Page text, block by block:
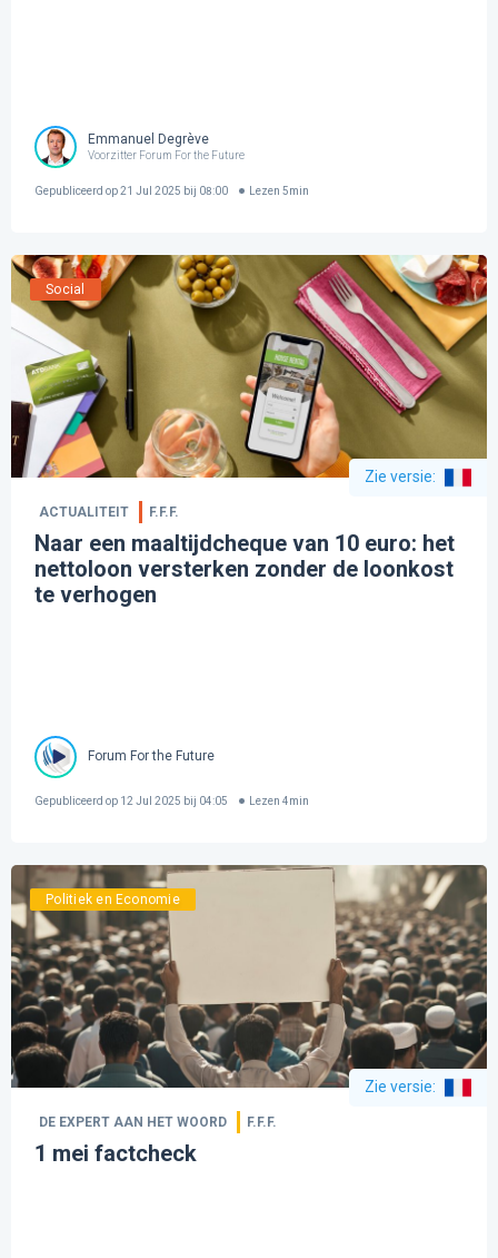
Emmanuel Degrève
Voorzitter Forum For the Future
Gepubliceerd op21 Jul 2025 bij 08:00 Lezen 5min
Social
Zie versie:
ACTUALITEIT F.F.F.
Naar een maaltijdcheque van 10 euro: het
nettoloon versterken zonder de loonkost
te verhogen
Forum For the Future
Gepubliceerd op 12 Jul 2025 bij 04:05 Lezen 4min
Politiek en Economie
Zie versie:
DE EXPERT AAN HET WOORD F.F.F.
1 mei factcheck